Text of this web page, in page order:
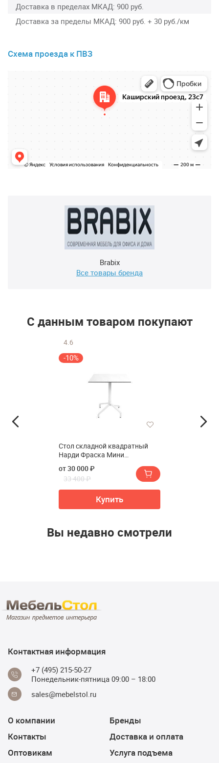
Доставка в пределах МКАД 900 руб.
Доставка за пределы МКАД 900 руб. + 30 руб./км
Схема проезда к ПВЗ
Brabix
Все товары бренда
С данным товаром покупают
4.6
-10%
Стол складной квадратный
Нарди Фраска Мини
квадратный NARDI Frasca Mini
70*70)
от 30 000 ₽
33 400 ₽
Купить
Вы недавно смотрели
Контактная информация
+7 (495) 215-50-27
Понедельник-пятница 09:00 – 18:00
sales@mebelstol.ru
О компании
Контакты
Оптовикам
Бренды
Доставка и оплата
Услуга подъема